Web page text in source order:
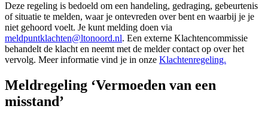
Deze regeling is bedoeld om een handeling, gedraging, gebeurtenis
of situatie te melden, waar je ontevreden over bent en waarbij je je
niet gehoord voelt. Je kunt melding doen via
meldpuntklachten@ltonoord.nl. Een externe Klachtencommissie
behandelt de klacht en neemt met de melder contact op over het
vervolg. Meer informatie vind je in onze Klachtenregeling.
Meldregeling ‘Vermoeden van een
misstand’